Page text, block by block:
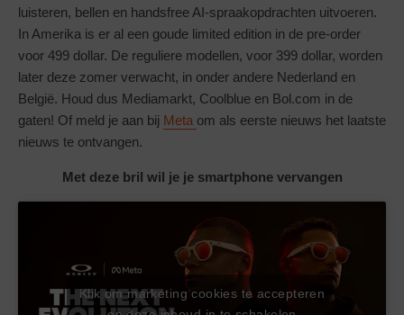
luisteren, bellen en handsfree AI-spraakopdrachten uitvoeren.
In Amerika is er al een goude limited edition in de pre-order
voor 499 dollar. De reguliere modellen, voor 399 dollar, worden
later deze zomer verwacht, in onder andere Nederland en
België. Houd dus Mediamarkt, Coolblue en Bol.com in de
gaten! Of meld je aan bij Meta om als eerste nieuws het laatste
nieuws te ontvangen.
Met deze bril wil je je smartphone vervangen
Klik om marketing cookies te accepteren